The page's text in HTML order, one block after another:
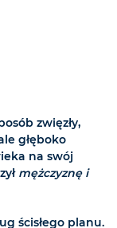
zwięzły,
głęboko
na swój
mężczyznę i
ścisłego planu.